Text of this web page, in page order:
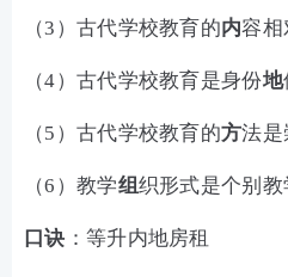
（3）古代学校教育的内容相
（4）古代学校教育是身份地
（5）古代学校教育的方法是
（6）教学组织形式是个别教
口诀 ：等升内地房租